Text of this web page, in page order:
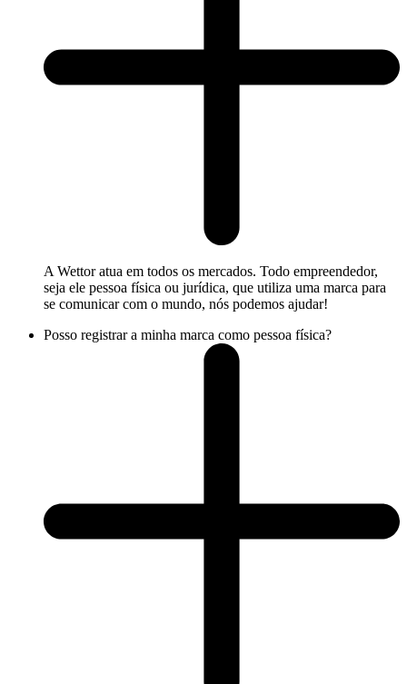
A Wettor atua em todos os mercados. Todo empreendedor,
seja ele pessoa física ou jurídica, que utiliza uma marca para
se comunicar com o mundo, nós podemos ajudar!
Posso registrar a minha marca como pessoa física?